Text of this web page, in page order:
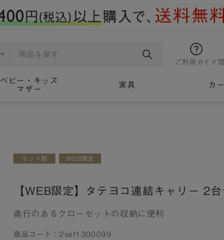
ご利用ガイド
ベビー・キッズ
マザー
家具 カ
【WEB限定】タテヨコ連結キャリー 2台
奥行のあるクローゼットの収納に便利
商品コード： 2set1300099